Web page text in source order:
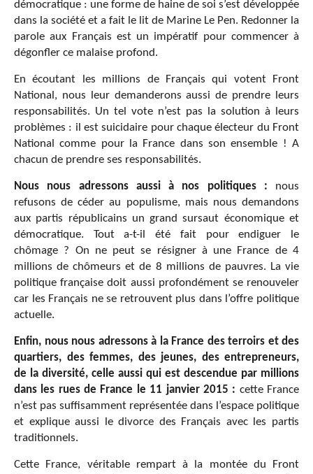
démocratique : une forme de haine de soi s’est développée
dans la société et a fait le lit de Marine Le Pen. Redonner la
parole aux Français est un impératif pour commencer à
dégonfler ce malaise profond.
En écoutant les millions de Français qui votent Front
National, nous leur demanderons aussi de prendre leurs
responsabilités. Un tel vote n’est pas la solution à leurs
problèmes : il est suicidaire pour chaque électeur du Front
National comme pour la France dans son ensemble ! A
chacun de prendre ses responsabilités.
Nous nous adressons aussi à nos politiques : nous
refusons de céder au populisme, mais nous demandons
aux partis républicains un grand sursaut économique et
démocratique. Tout a-t-il été fait pour endiguer le
chômage ? On ne peut se résigner à une France de 4
millions de chômeurs et de 8 millions de pauvres. La vie
politique française doit aussi profondément se renouveler
car les Français ne se retrouvent plus dans l’offre politique
actuelle.
Enfin, nous nous adressons à la France des terroirs et des
quartiers, des femmes, des jeunes, des entrepreneurs,
de la diversité, celle aussi qui est descendue par millions
dans les rues de France le 11 janvier 2015 : cette France
n’est pas suffisamment représentée dans l’espace politique
et explique aussi le divorce des Français avec les partis
traditionnels.
Cette France, véritable rempart à la montée du Front